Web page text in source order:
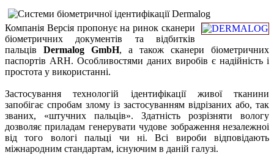
Компанія Версія пропонує на ринок сканери
біометричних документів та відбитків
пальців Dermalog GmbH, а також сканери біометричних
паспортів ARH. Особливостями даних виробів є надійність і
простота у використанні.
Застосування технологій ідентифікації живої тканини
запобігає спробам злому із застосуванням відрізаних або, так
званих, «штучних пальців». Здатність розрізняти вологу
дозволяє приладам генерувати чудове зображення незалежноі
від того вологі пальці чи ні. Всі вироби відповідають
міжнародним стандартам, існуючим в даній галузі.